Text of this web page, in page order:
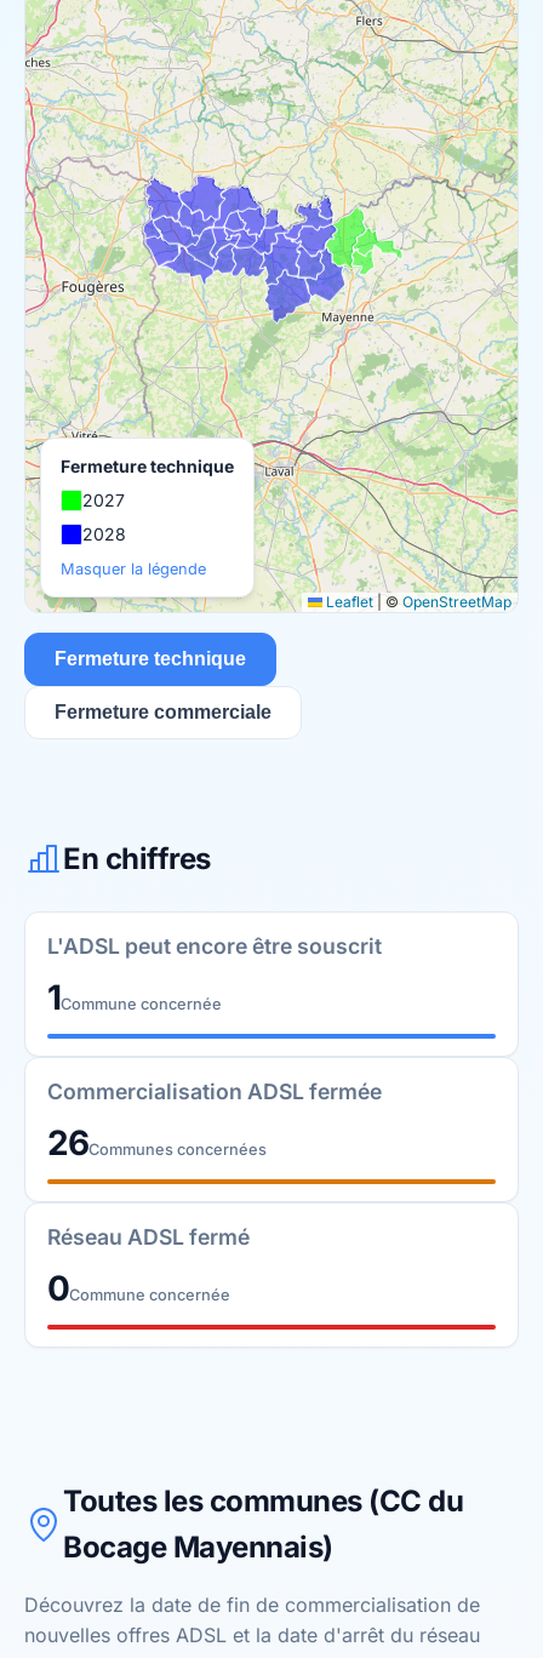
Leaflet © OpenStreetMap
Fermeture technique
2027
2028
Masquer la légende
Fermeture technique
Fermeture commerciale
En chiffres
L'ADSL peut encore être souscrit
1Commune concernée
Commercialisation ADSL fermée
26Communes concernées
Réseau ADSL fermé
0Commune concernée
Toutes les communes (CC du
Bocage Mayennais)
Découvrez la date de fin de commercialisation de
nouvelles offres ADSL et la date d'arrêt du réseau